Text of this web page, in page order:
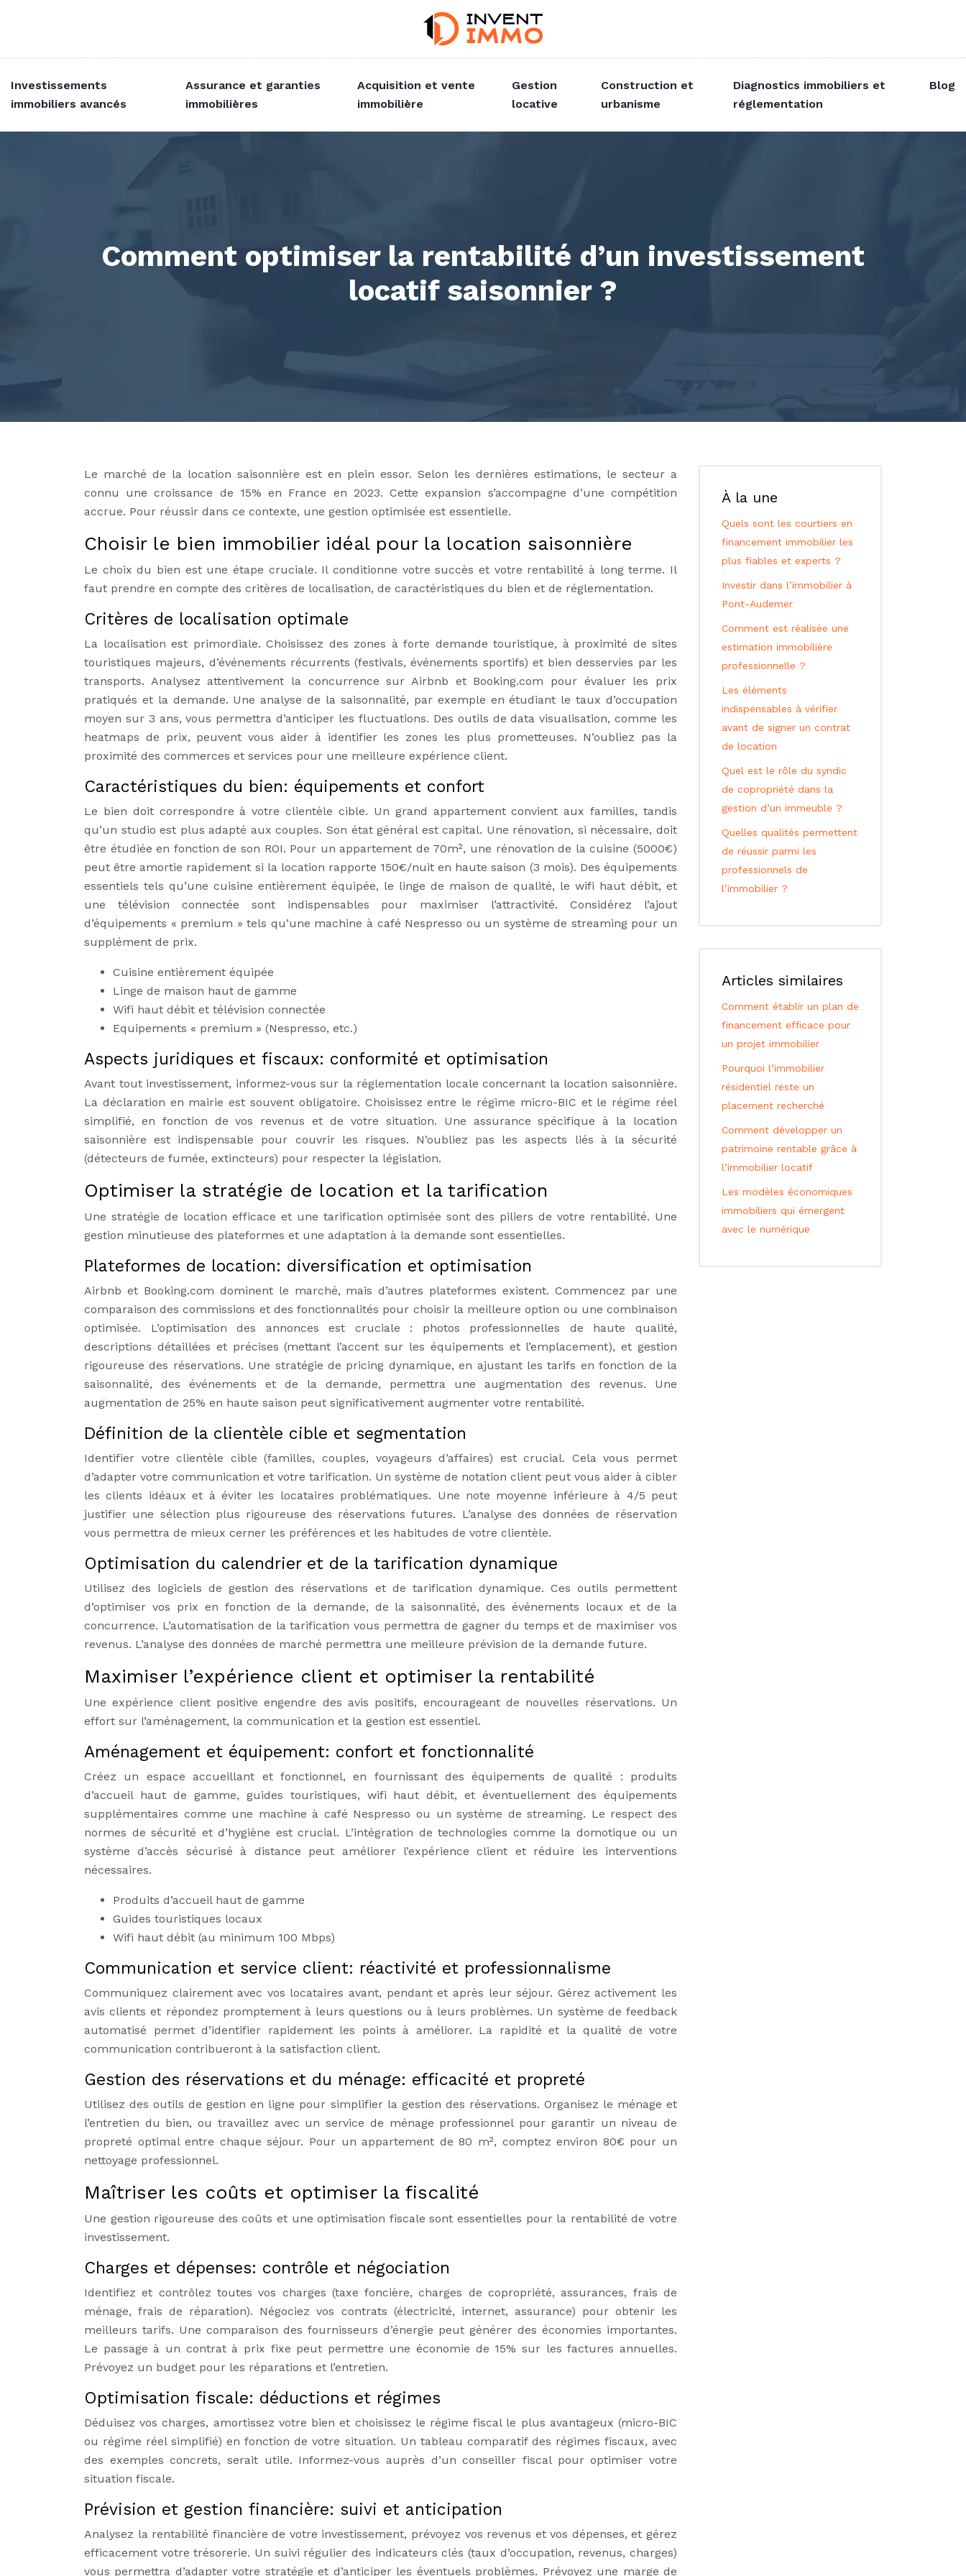
Investissements
immobiliers avancés
Assurance et garanties
immobilières
Acquisition et vente
immobilière
Gestion
locative
Construction et
urbanisme
Diagnostics immobiliers et
réglementation
Blog
Comment optimiser la rentabilité d’un investissement
locatif saisonnier ?
Le marché de la location saisonnière est en plein essor. Selon les dernières estimations, le secteur a
connu une croissance de 15% en France en 2023. Cette expansion s’accompagne d’une compétition
accrue. Pour réussir dans ce contexte, une gestion optimisée est essentielle.
Choisir le bien immobilier idéal pour la location saisonnière
Le choix du bien est une étape cruciale. Il conditionne votre succès et votre rentabilité à long terme. Il
faut prendre en compte des critères de localisation, de caractéristiques du bien et de réglementation.
Critères de localisation optimale
La localisation est primordiale. Choisissez des zones à forte demande touristique, à proximité de sites
touristiques majeurs, d’événements récurrents (festivals, événements sportifs) et bien desservies par les
transports. Analysez attentivement la concurrence sur Airbnb et Booking.com pour évaluer les prix
pratiqués et la demande. Une analyse de la saisonnalité, par exemple en étudiant le taux d’occupation
moyen sur 3 ans, vous permettra d’anticiper les fluctuations. Des outils de data visualisation, comme les
heatmaps de prix, peuvent vous aider à identifier les zones les plus prometteuses. N’oubliez pas la
proximité des commerces et services pour une meilleure expérience client.
Caractéristiques du bien: équipements et confort
Le bien doit correspondre à votre clientèle cible. Un grand appartement convient aux familles, tandis
qu’un studio est plus adapté aux couples. Son état général est capital. Une rénovation, si nécessaire, doit
être étudiée en fonction de son ROI. Pour un appartement de 70m², une rénovation de la cuisine (5000€)
peut être amortie rapidement si la location rapporte 150€/nuit en haute saison (3 mois). Des équipements
essentiels tels qu’une cuisine entièrement équipée, le linge de maison de qualité, le wifi haut débit, et
une télévision connectée sont indispensables pour maximiser l’attractivité. Considérez l’ajout
d’équipements « premium » tels qu’une machine à café Nespresso ou un système de streaming pour un
supplément de prix.
Cuisine entièrement équipée
Linge de maison haut de gamme
Wifi haut débit et télévision connectée
Equipements « premium » (Nespresso, etc.)
Aspects juridiques et fiscaux: conformité et optimisation
Avant tout investissement, informez-vous sur la réglementation locale concernant la location saisonnière.
La déclaration en mairie est souvent obligatoire. Choisissez entre le régime micro-BIC et le régime réel
simplifié, en fonction de vos revenus et de votre situation. Une assurance spécifique à la location
saisonnière est indispensable pour couvrir les risques. N’oubliez pas les aspects liés à la sécurité
(détecteurs de fumée, extincteurs) pour respecter la législation.
Optimiser la stratégie de location et la tarification
Une stratégie de location efficace et une tarification optimisée sont des piliers de votre rentabilité. Une
gestion minutieuse des plateformes et une adaptation à la demande sont essentielles.
Plateformes de location: diversification et optimisation
Airbnb et Booking.com dominent le marché, mais d’autres plateformes existent. Commencez par une
comparaison des commissions et des fonctionnalités pour choisir la meilleure option ou une combinaison
optimisée. L’optimisation des annonces est cruciale : photos professionnelles de haute qualité,
descriptions détaillées et précises (mettant l’accent sur les équipements et l’emplacement), et gestion
rigoureuse des réservations. Une stratégie de pricing dynamique, en ajustant les tarifs en fonction de la
saisonnalité, des événements et de la demande, permettra une augmentation des revenus. Une
augmentation de 25% en haute saison peut significativement augmenter votre rentabilité.
Définition de la clientèle cible et segmentation
Identifier votre clientèle cible (familles, couples, voyageurs d’affaires) est crucial. Cela vous permet
d’adapter votre communication et votre tarification. Un système de notation client peut vous aider à cibler
les clients idéaux et à éviter les locataires problématiques. Une note moyenne inférieure à 4/5 peut
justifier une sélection plus rigoureuse des réservations futures. L’analyse des données de réservation
vous permettra de mieux cerner les préférences et les habitudes de votre clientèle.
Optimisation du calendrier et de la tarification dynamique
Utilisez des logiciels de gestion des réservations et de tarification dynamique. Ces outils permettent
d’optimiser vos prix en fonction de la demande, de la saisonnalité, des événements locaux et de la
concurrence. L’automatisation de la tarification vous permettra de gagner du temps et de maximiser vos
revenus. L’analyse des données de marché permettra une meilleure prévision de la demande future.
Maximiser l’expérience client et optimiser la rentabilité
Une expérience client positive engendre des avis positifs, encourageant de nouvelles réservations. Un
effort sur l’aménagement, la communication et la gestion est essentiel.
Aménagement et équipement: confort et fonctionnalité
Créez un espace accueillant et fonctionnel, en fournissant des équipements de qualité : produits
d’accueil haut de gamme, guides touristiques, wifi haut débit, et éventuellement des équipements
supplémentaires comme une machine à café Nespresso ou un système de streaming. Le respect des
normes de sécurité et d’hygiène est crucial. L’intégration de technologies comme la domotique ou un
système d’accès sécurisé à distance peut améliorer l’expérience client et réduire les interventions
nécessaires.
Produits d’accueil haut de gamme
Guides touristiques locaux
Wifi haut débit (au minimum 100 Mbps)
Communication et service client: réactivité et professionnalisme
Communiquez clairement avec vos locataires avant, pendant et après leur séjour. Gérez activement les
avis clients et répondez promptement à leurs questions ou à leurs problèmes. Un système de feedback
automatisé permet d’identifier rapidement les points à améliorer. La rapidité et la qualité de votre
communication contribueront à la satisfaction client.
Gestion des réservations et du ménage: efficacité et propreté
Utilisez des outils de gestion en ligne pour simplifier la gestion des réservations. Organisez le ménage et
l’entretien du bien, ou travaillez avec un service de ménage professionnel pour garantir un niveau de
propreté optimal entre chaque séjour. Pour un appartement de 80 m², comptez environ 80€ pour un
nettoyage professionnel.
Maîtriser les coûts et optimiser la fiscalité
Une gestion rigoureuse des coûts et une optimisation fiscale sont essentielles pour la rentabilité de votre
investissement.
Charges et dépenses: contrôle et négociation
Identifiez et contrôlez toutes vos charges (taxe foncière, charges de copropriété, assurances, frais de
ménage, frais de réparation). Négociez vos contrats (électricité, internet, assurance) pour obtenir les
meilleurs tarifs. Une comparaison des fournisseurs d’énergie peut générer des économies importantes.
Le passage à un contrat à prix fixe peut permettre une économie de 15% sur les factures annuelles.
Prévoyez un budget pour les réparations et l’entretien.
Optimisation fiscale: déductions et régimes
Déduisez vos charges, amortissez votre bien et choisissez le régime fiscal le plus avantageux (micro-BIC
ou régime réel simplifié) en fonction de votre situation. Un tableau comparatif des régimes fiscaux, avec
des exemples concrets, serait utile. Informez-vous auprès d’un conseiller fiscal pour optimiser votre
situation fiscale.
Prévision et gestion financière: suivi et anticipation
Analysez la rentabilité financière de votre investissement, prévoyez vos revenus et vos dépenses, et gérez
efficacement votre trésorerie. Un suivi régulier des indicateurs clés (taux d’occupation, revenus, charges)
vous permettra d’adapter votre stratégie et d’anticiper les éventuels problèmes. Prévoyez une marge de
À la une
Quels sont les courtiers en
financement immobilier les
plus fiables et experts ?
Investir dans l’immobilier à
Pont-Audemer
Comment est réalisée une
estimation immobilière
professionnelle ?
Les éléments
indispensables à vérifier
avant de signer un contrat
de location
Quel est le rôle du syndic
de copropriété dans la
gestion d’un immeuble ?
Quelles qualités permettent
de réussir parmi les
professionnels de
l’immobilier ?
Articles similaires
Comment établir un plan de
financement efficace pour
un projet immobilier
Pourquoi l’immobilier
résidentiel reste un
placement recherché
Comment développer un
patrimoine rentable grâce à
l’immobilier locatif
Les modèles économiques
immobiliers qui émergent
avec le numérique